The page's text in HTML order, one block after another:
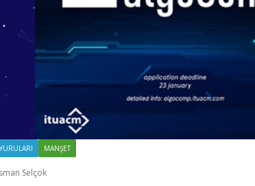
MANŞET
Selçok